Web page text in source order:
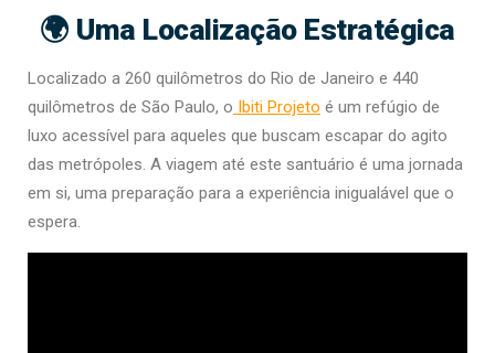
🌍 Uma Localização Estratégica
Localizado a 260 quilômetros do Rio de Janeiro e 440
quilômetros de São Paulo, o Ibiti Projeto é um refúgio de
luxo acessível para aqueles que buscam escapar do agito
das metrópoles. A viagem até este santuário é uma jornada
em si, uma preparação para a experiência inigualável que o
espera.